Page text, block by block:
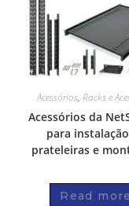
Acessórios, Racks e
Acessórios da
para
prateleiras e
Read more